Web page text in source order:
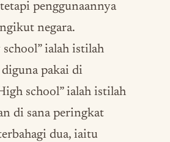
penggunaannya
negara.
school” ialah istilah
pakai di
school” ialah istilah
di sana peringkat
dua, iaitu